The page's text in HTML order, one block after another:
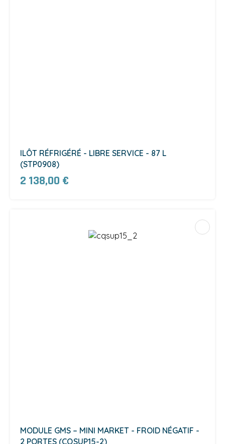
ILÔT RÉFRIGÉRÉ - LIBRE SERVICE - 87 L
(STP0908)
2 138,00 €
MODULE GMS – MINI MARKET - FROID NÉGATIF -
2 PORTES (CQSUP15-2)